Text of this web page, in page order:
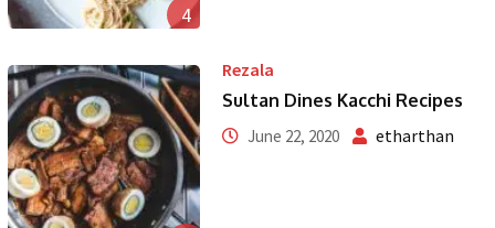
4
Rezala
Sultan Dines Kacchi Recipes
June 22, 2020 etharthan